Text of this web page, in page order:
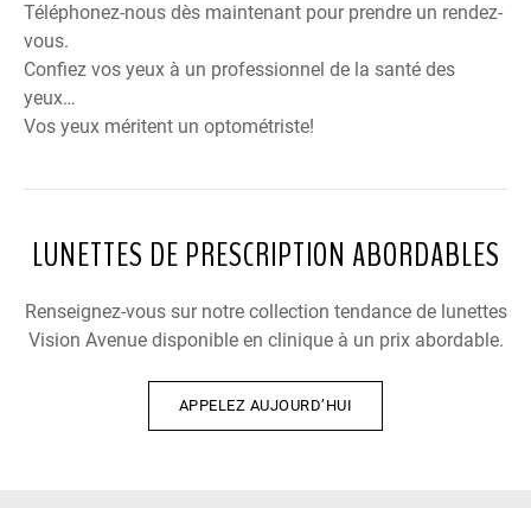
Téléphonez-nous dès maintenant pour prendre un rendez-
vous.
Confiez vos yeux à un professionnel de la santé des
yeux…
Vos yeux méritent un optométriste!
LUNETTES DE PRESCRIPTION ABORDABLES
Renseignez-vous sur notre collection tendance de lunettes
Vision Avenue disponible en clinique à un prix abordable.
APPELEZ AUJOURD’HUI